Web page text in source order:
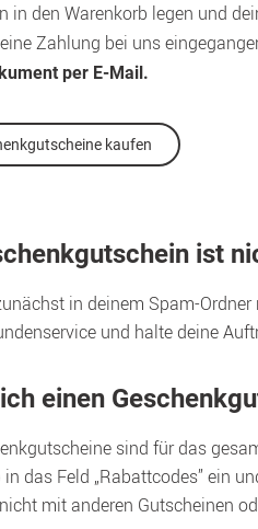
in den Warenkorb legen und
Zahlung bei uns
per E-Mail.
kaufen
ist
in deinem Spam-
und halte deine
einen
sind für das
das Feld „Rabattcodes” ein
mit anderen Gutscheinen